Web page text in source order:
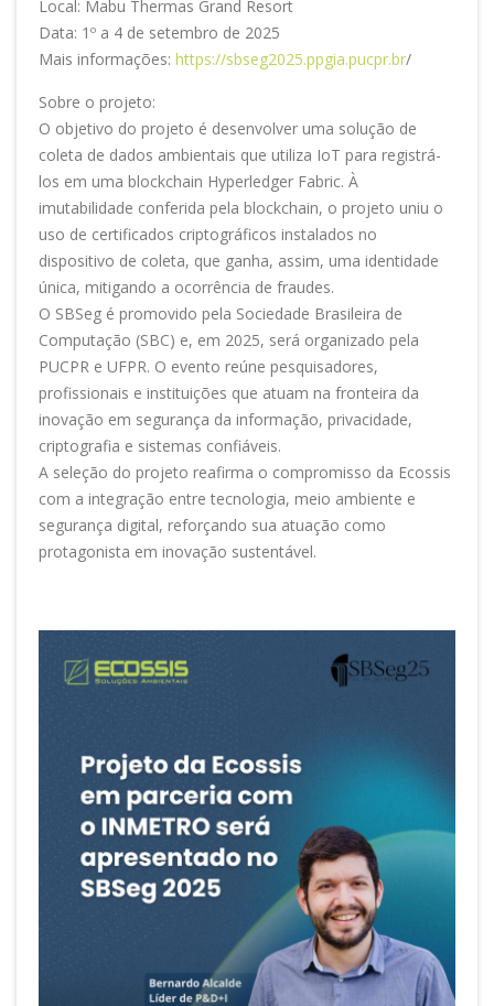
Local: Mabu Thermas Grand Resort
Data: 1º a 4 de setembro de 2025
Mais informações: https://sbseg2025.ppgia.pucpr.br/
Sobre o projeto:
O objetivo do projeto é desenvolver uma solução de
coleta de dados ambientais que utiliza IoT para registrá-
los em uma blockchain Hyperledger Fabric. À
imutabilidade conferida pela blockchain, o projeto uniu o
uso de certificados criptográficos instalados no
dispositivo de coleta, que ganha, assim, uma identidade
única, mitigando a ocorrência de fraudes.
O SBSeg é promovido pela Sociedade Brasileira de
Computação (SBC) e, em 2025, será organizado pela
PUCPR e UFPR. O evento reúne pesquisadores,
profissionais e instituições que atuam na fronteira da
inovação em segurança da informação, privacidade,
criptografia e sistemas confiáveis.
A seleção do projeto reafirma o compromisso da Ecossis
com a integração entre tecnologia, meio ambiente e
segurança digital, reforçando sua atuação como
protagonista em inovação sustentável.